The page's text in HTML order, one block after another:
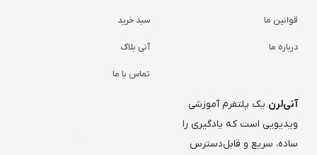
قوانین ما
درباره ما
سبد خرید
آنی بلاگ
تماس با ما
آنی‌لرن یک پلتفرم آموزشی
ویدیویی است که یادگیری را
ساده، سریع و قابل‌دسترس